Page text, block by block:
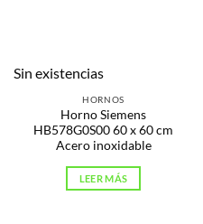
Sin existencias
HORNOS
Horno Siemens
HB578G0S00 60 x 60 cm
Acero inoxidable
LEER MÁS